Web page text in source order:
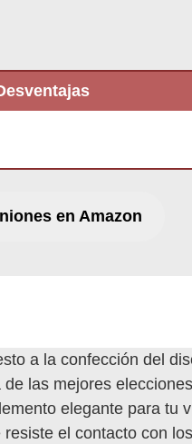
en Amazon
a la confección del
las mejores
elegante para tu
el contacto con